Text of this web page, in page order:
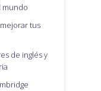
mundo
tus
de inglés y